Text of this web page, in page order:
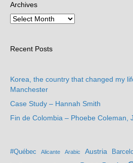
Archives
Recent Posts
Korea, the country that changed my
Manchester
Case Study – Hannah Smith
Fin de Colombia – Phoebe Coleman,
#Québec Alicante Arabic Austria